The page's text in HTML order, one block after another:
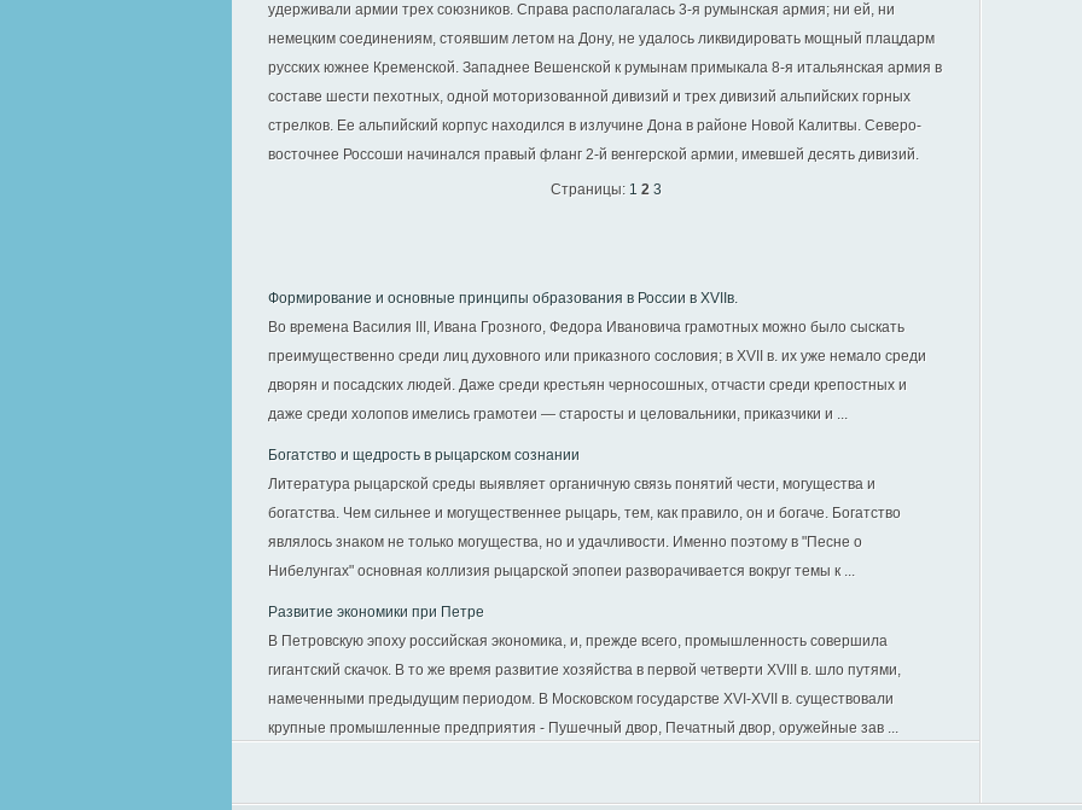
удерживали армии трех союзников. Справа располагалась 3‑я румынская армия; ни ей, ни
немецким соединениям, стоявшим летом на Дону, не удалось ликвидировать мощный плацдарм
русских южнее Кременской. Западнее Вешенской к румынам примыкала 8‑я итальянская армия в
составе шести пехотных, одной моторизованной дивизий и трех дивизий альпийских горных
стрелков. Ее альпийский корпус находился в излучине Дона в районе Новой Калитвы. Северо-
восточнее Россоши начинался правый фланг 2‑й венгерской армии, имевшей десять дивизий.
Страницы: 1 2 3
Формирование и основные принципы образования в России в XVIIв.
Во времена Василия III, Ивана Грозного, Федора Ивановича грамотных можно было сыскать
преимущественно среди лиц духовного или приказного сословия; в XVII в. их уже немало среди
дворян и посадских людей. Даже среди крестьян черносошных, отчасти среди крепостных и
даже среди холопов имелись грамотеи — старосты и целовальники, приказчики и ...
Богатство и щедрость в рыцарском сознании
Литература рыцарской среды выявляет органичную связь понятий чести, могущества и
богатства. Чем сильнее и могущественнее рыцарь, тем, как правило, он и богаче. Богатство
являлось знаком не только могущества, но и удачливости. Именно поэтому в "Песне о
Нибелунгах" основная коллизия рыцарской эпопеи разворачивается вокруг темы к ...
Развитие экономики при Петре
В Петровскую эпоху российская экономика, и, прежде всего, промыш­ленность совершила
гигантский скачок. В то же время развитие хо­зяйства в первой четверти XVIII в. шло путями,
намеченными предыду­щим периодом. В Московском государстве XVI-XVII в. существовали
крупные промышленные предприятия - Пушечный двор, Печатный двор, оружейные зав ...